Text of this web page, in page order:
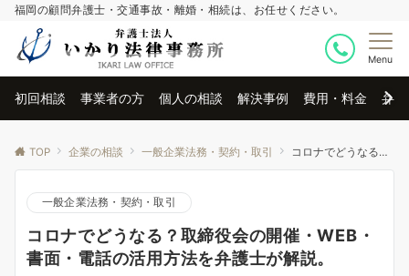
福岡の顧問弁護士・交通事故・離婚・相続は、お任せください。
Menu
初回相談 事業者の方 個人の相談 解決事例 費用・料金 弁
TOP 企業の相談 一般企業法務・契約・取引 コロナでどうなる？取締役会の開催・WEB・書面・電話の活用方法を弁護士が解説。
一般企業法務・契約・取引
コロナでどうなる？取締役会の開催・WEB・
書面・電話の活用方法を弁護士が解説。